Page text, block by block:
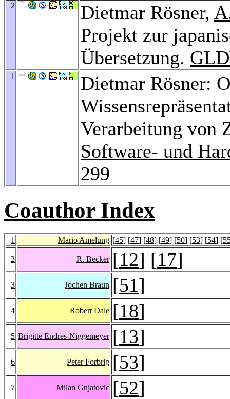
2 Dietmar Rösner,
Projekt zur
Übersetzung.
1
Dietmar Rösner:
Verarbeitung von
Software- und
299
Coauthor Index
1 Mario Amelung [45] [47] [48] [49] [50] [53] [54] [
2 R. Becker [12] [17]
3 Jochen Braun [51]
4 Robert Dale [18]
5 Brigitte Endres-Niggemeyer [13]
6 Peter Forbrig [53]
7 Milan Gnjatovic [52]